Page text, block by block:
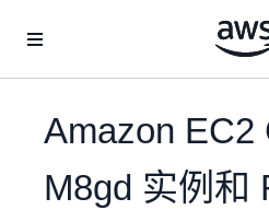
Amazon EC2
M8gd 实例和